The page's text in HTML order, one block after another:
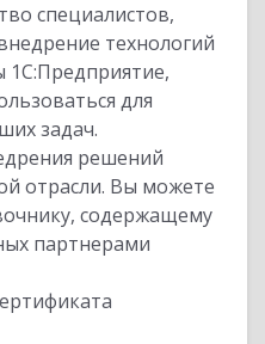
специалистов,
технологий
1С:Предприятие,
для
задач.
решений
отрасли. Вы можете
содержащему
партнерами